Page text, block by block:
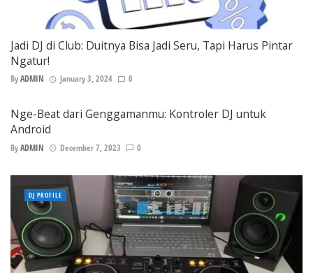
Jadi DJ di Club: Duitnya Bisa Jadi Seru, Tapi Harus Pintar
Ngatur!
ByADMIN January 3, 2024 0
Nge-Beat dari Genggamanmu: Kontroler DJ untuk
Android
ByADMIN December 7, 2023 0
DJ PROFILE